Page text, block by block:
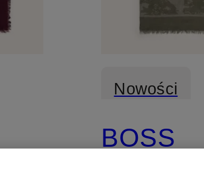
Nowości
BOSS